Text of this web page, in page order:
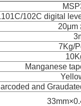
102C digital
μm
7Kg/
Manganese
and
×
33mm